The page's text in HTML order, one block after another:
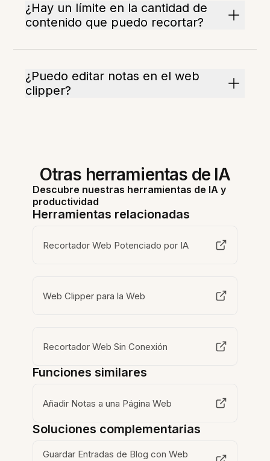
¿Hay un límite en la cantidad de
contenido que puedo recortar?
¿Puedo editar notas en el web
clipper?
Otras herramientas de IA
Descubre nuestras herramientas de IA y
productividad
Herramientas relacionadas
Recortador Web Potenciado por IA
Web Clipper para la Web
Recortador Web Sin Conexión
Funciones similares
Añadir Notas a una Página Web
Soluciones complementarias
Guardar Entradas de Blog con Web